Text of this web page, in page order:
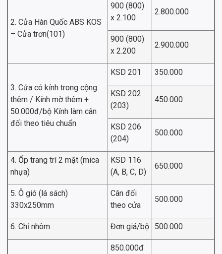
2. Cửa Hàn Quốc ABS KOS
– Cửa trơn(101)
900 (800)
x 2.100
2.800.000
900 (800)
x 2.200
2.900.000
3. Cửa có kính trong cộng
thêm / Kính mờ thêm +
50.000đ/bộ Kính làm cân
đối theo tiêu chuẩn
KSD 201 350.000
KSD 202
(203)
450.000
KSD 206
(204)
500.000
4. Ốp trang trí 2 mặt (mica
nhựa)
KSD 116
(A, B, C, D)
650.000
5. Ô gió (lá sách)
330x250mm
Cân đối
theo cửa
500.000
6. Chỉ nhôm Đơn giá/bộ 500.000
850.000đ